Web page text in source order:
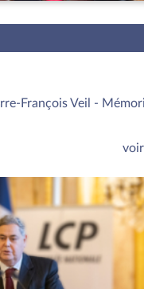
François Veil -